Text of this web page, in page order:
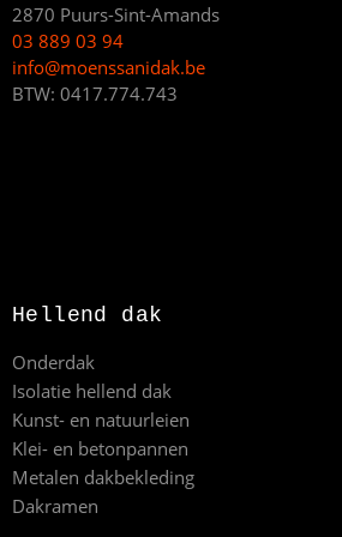
2870 Puurs-Sint-Amands
03 889 03 94
info@moenssanidak.be
BTW: 0417.774.743
Hellend dak
Onderdak
Isolatie hellend dak
Kunst- en natuurleien
Klei- en betonpannen
Metalen dakbekleding
Dakramen